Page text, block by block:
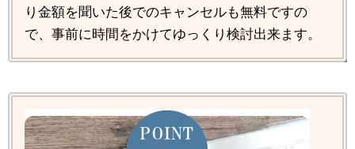
り金額を聞いた後でのキャンセルも無料ですの
で、事前に時間をかけてゆっくり検討出来ます。